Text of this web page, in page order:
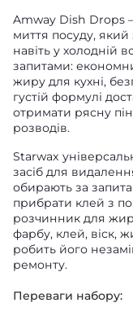
Amway Dish Drops
миття посуду,
навіть у холодній
запитами:
жиру для кухні,
густій формулі
отримати рясну
розводів.
Starwax
засіб для
обирають за
прибрати клей з
розчинник для
фарбу, клей, віск,
робить його
ремонту.
Переваги набору: